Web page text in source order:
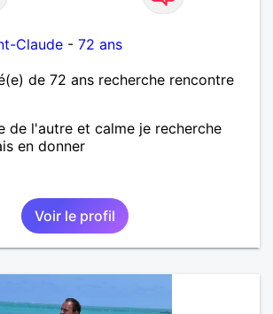
Claude - 72 ans
de 72 ans recherche rencontre
de l'autre et calme je recherche
en donner
Voir le profil